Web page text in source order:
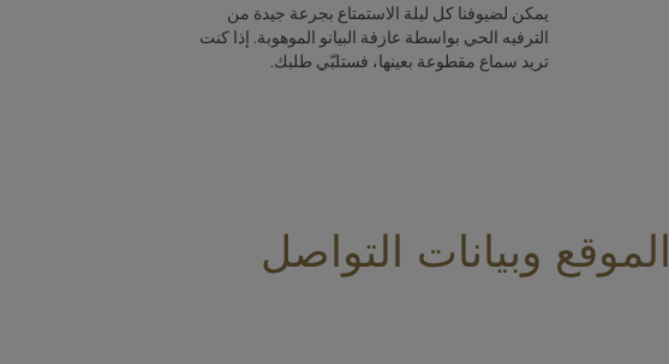
يمكن لضيوفنا كل ليلة الاستمتاع بجرعة جيدة من
الترفيه الحي بواسطة عازفة البيانو الموهوبة. إذا كنت
تريد سماع مقطوعة بعينها، فستلبّي طلبك.
الموقع وبيانات التواصل